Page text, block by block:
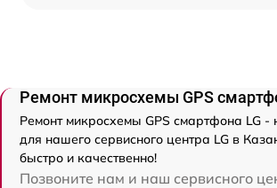
Ремонт микросхемы GPS
Ремонт микросхемы GPS смартфона LG -
для нашего сервисного центра LG в
быстро и качественно!
Позвоните нам и наш сервисного